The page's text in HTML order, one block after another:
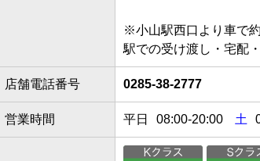
※小山駅西口より車で約
店舗電話番号 0285-38-2777
営業時間 平日 08:00-20:00 土